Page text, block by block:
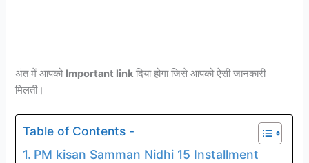
अंत में आपको Important link दिया होगा जिसे आपको ऐसी जानकारी
मिलती।
Table of Contents -
PM kisan Samman Nidhi 15 Installment